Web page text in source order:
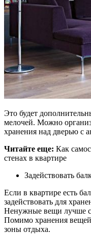
Это будет
мелочей. Можно
хранения над дверью с
Читайте еще: Как
стенах в квартире
Задействовать
Если в квартире есть
задействовать для
Ненужные вещи лучше
Помимо хранения
зоны отдыха.